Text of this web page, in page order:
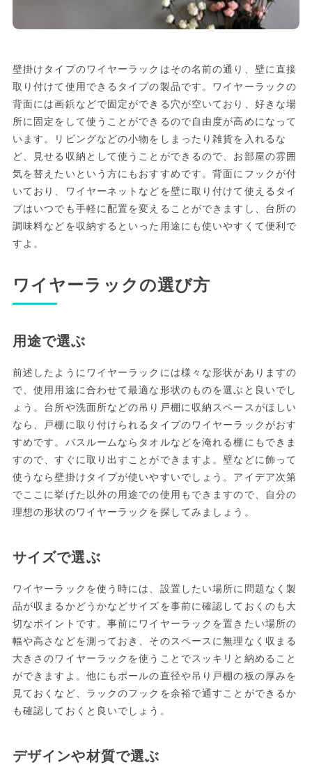
壁掛けタイプのワイヤーラックはその名前の通り、壁に直接
取り付けて使用できるタイプの製品です。ワイヤーラックの
背面には画鋲などで固定ができる穴が空いており、好きな場
所に固定をして使うことができるので自由度が高めになって
います。リビングなどの小物をしまったり雑貨を入れるな
ど、見せる収納として使うことができるので、お部屋の雰囲
気を替えたいという方にもおすすめです。背面にフックが付
いており、ワイヤーネットなどを壁に取り付けて使えるタイ
プはいつでも手軽に配置を変えることができますし、台所の
調味料などを収納するといった用途にも使いやすくて便利で
すよ。
ワイヤーラックの選び方
用途で選ぶ
前述したようにワイヤーラックには様々な形状がありますの
で、使用用途に合わせて最適な形状のものを選ぶと良いでし
ょう。台所や洗面所などの吊り戸棚に収納スペースがほしい
なら、戸棚に取り付けられるタイプのワイヤーラックがおす
すめです。バスルームならタオルなどを淹れる棚にもできま
すので、すぐに取り出すことができますよ。壁などに飾って
使うなら壁掛けタイプが使いやすいでしょう。アイデア次第
でここに挙げた以外の用途での使用もできますので、自分の
理想の形状のワイヤーラックを探してみましょう。
サイズで選ぶ
ワイヤーラックを使う時には、設置したい場所に問題なく製
品が収まるかどうかなどサイズを事前に確認しておくのも大
切なポイントです。事前にワイヤーラックを置きたい場所の
幅や高さなどを測っておき、そのスペースに無理なく収まる
大きさのワイヤーラックを使うことでスッキリと納めること
ができますよ。他にもポールの直径や吊り戸棚の板の厚みを
見ておくなど、ラックのフックを余裕で通すことができるか
も確認しておくと良いでしょう。
デザインや材質で選ぶ